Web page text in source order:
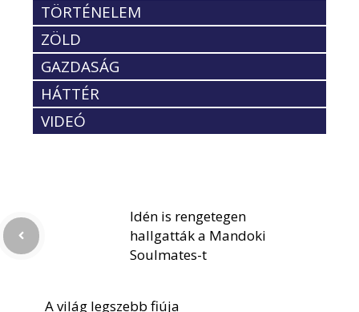
TÖRTÉNELEM
ZÖLD
GAZDASÁG
HÁTTÉR
VIDEÓ
Idén is rengetegen
hallgatták a Mandoki
Soulmates-t
A világ legszebb fiúja